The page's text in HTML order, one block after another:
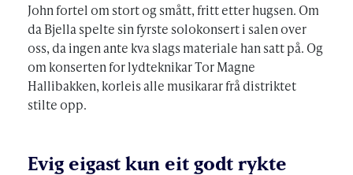
John fortel om stort og smått, fritt etter hugsen. Om
da Bjella spelte sin fyrste solokonsert i salen over
oss, da ingen ante kva slags materiale han satt på. Og
om konserten for lydteknikar Tor Magne
Hallibakken, korleis alle musikarar frå distriktet
stilte opp.
Evig eigast kun eit godt rykte